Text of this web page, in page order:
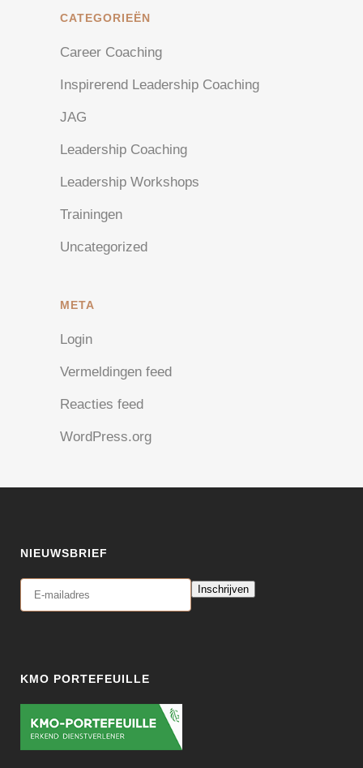
CATEGORIEËN
Career Coaching
Inspirerend Leadership Coaching
JAG
Leadership Coaching
Leadership Workshops
Trainingen
Uncategorized
META
Login
Vermeldingen feed
Reacties feed
WordPress.org
NIEUWSBRIEF
Inschrijven
KMO PORTEFEUILLE